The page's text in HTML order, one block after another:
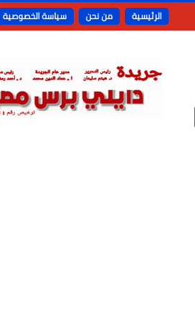
الرئيسية من نحن سياسة الخصوصية